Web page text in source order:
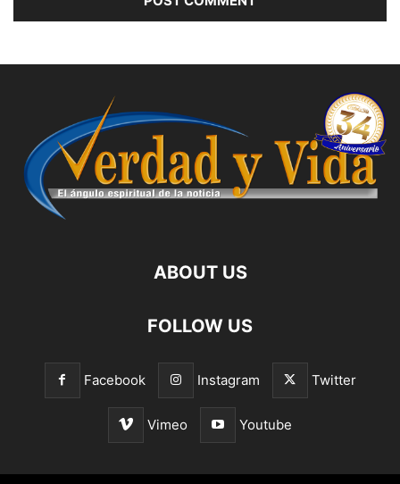
ABOUT US
FOLLOW US
Facebook Instagram Twitter
Vimeo Youtube